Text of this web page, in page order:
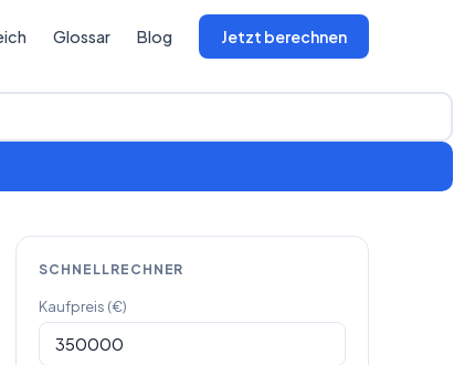
Glossar Blog Jetzt berechnen
SCHNELLRECHNER
Kaufpreis (€)